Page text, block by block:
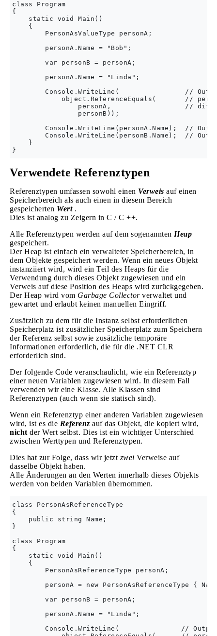
class Program
{
    static void Main()
    {
        PersonAsValueType personA;
        personA.Name = "Bob";
        var personB = personA;
        personA.Name = "Linda";
Console.WriteLine(                //
object.ReferenceEquals(       //
personA,                  //
                personB));
Console.WriteLine(personA.Name);  //
Console.WriteLine(personB.Name);  //
    }
Verwendete Referenztypen
Referenztypen umfassen sowohl einen Verweis auf einen
Speicherbereich als auch einen in diesem Bereich
gespeicherten Wert.
Dies ist analog zu Zeigern in C / C ++.
Alle Referenztypen werden auf dem sogenannten Heap
gespeichert.
Der Heap ist einfach ein verwalteter Speicherbereich, in
dem Objekte gespeichert werden. Wenn ein neues Objekt
instanziiert wird, wird ein Teil des Heaps für die
Verwendung durch dieses Objekt zugewiesen und ein
Verweis auf diese Position des Heaps wird zurückgegeben.
Der Heap wird vom Garbage Collectorverwaltet und
gewartet und erlaubt keinen manuellen Eingriff.
Zusätzlich zu dem für die Instanz selbst erforderlichen
Speicherplatz ist zusätzlicher Speicherplatz zum Speichern
der Referenz selbst sowie zusätzliche temporäre
Informationen erforderlich, die für die .NET CLR
erforderlich sind.
Der folgende Code veranschaulicht, wie ein Referenztyp
einer neuen Variablen zugewiesen wird. In diesem Fall
verwenden wir eine Klasse. Alle Klassen sind
Referenztypen (auch wenn sie statisch sind).
Wenn ein Referenztyp einer anderen Variablen zugewiesen
wird, ist es die Referenz auf das Objekt, die kopiert wird,
nicht der Wert selbst. Dies ist ein wichtiger Unterschied
zwischen Werttypen und Referenztypen.
Dies hat zur Folge, dass wir jetzt zwei Verweise auf
dasselbe Objekt haben.
Alle Änderungen an den Werten innerhalb dieses Objekts
werden von beiden Variablen übernommen.
class PersonAsReferenceType
{
    public string Name;
}
class Program
{
    static void Main()
    {
        PersonAsReferenceType personA;
personA = new PersonAsReferenceType {
        var personB = personA;
        personA.Name = "Linda";
Console.WriteLine(               //